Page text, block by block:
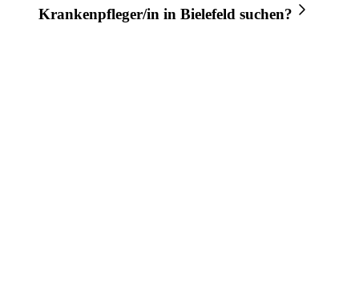
Krankenpfleger/in in Bielefeld suchen?